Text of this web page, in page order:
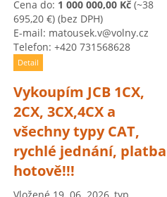
Cena do: 1 000 000,00 Kč (~38
695,20 €) (bez DPH)
E-mail: matousek.v@volny.cz
Telefon: +420 731568628
Detail
Vykoupím JCB 1CX,
2CX, 3CX,4CX a
všechny typy CAT,
rychlé jednání, platba
hotově!!!